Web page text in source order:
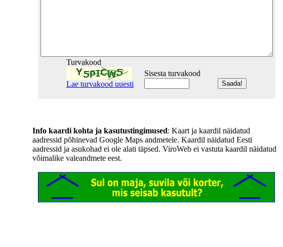
Turvakood
Lae turvakood uuesti
Sisesta turvakood
Info kaardi kohta ja kasutustingimused: Kaart ja kaardil näidatud
aadressid põhinevad Google Maps andmetele. Kaardil näidatud Eesti
aadressid ja asukohad ei ole alati täpsed. ViroWeb ei vastuta kaardil näidatud
võimalike valeandmete eest.